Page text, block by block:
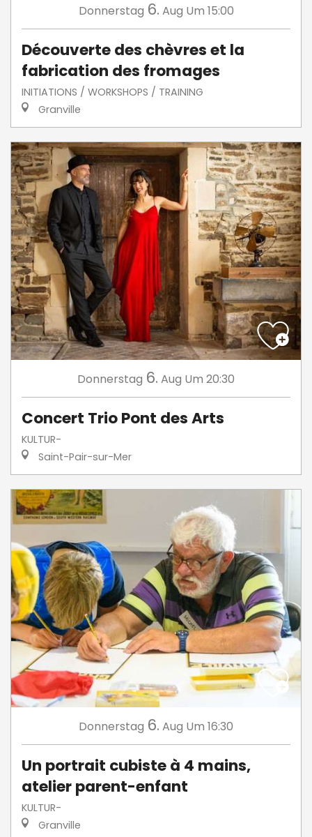
Donnerstag 6. Aug Um 15:00
Découverte des chèvres et la
fabrication des fromages
INITIATIONS / WORKSHOPS / TRAINING
Granville
Donnerstag 6. Aug Um 20:30
Concert Trio Pont des Arts
KULTUR-
Saint-Pair-sur-Mer
Donnerstag 6. Aug Um 16:30
Un portrait cubiste à 4 mains,
atelier parent-enfant
KULTUR-
Granville